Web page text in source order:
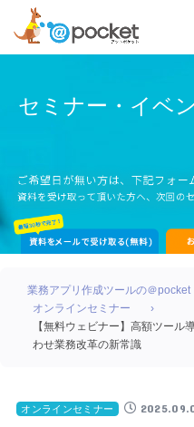
セミナー・イベ
業務アプリ作成ツールの＠pocket
オンラインセミナー
【無料ウェビナー】高額ツール
わせ業務改革の新常識
オンラインセミナー